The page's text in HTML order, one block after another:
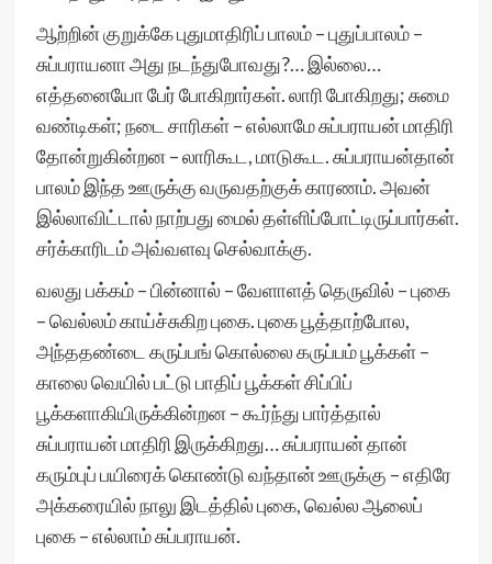
ஆற்றின் குறுக்கே புதுமாதிரிப் பாலம் – புதுப்பாலம் –
சுப்பராயனா அது நடந்துபோவது?… இல்லை…
எத்தனையோ பேர் போகிறார்கள். லாரி போகிறது; சுமை
வண்டிகள்; நடை சாரிகள் – எல்லாமே சுப்பராயன் மாதிரி
தோன்றுகின்றன – லாரிகூட, மாடுகூட. சுப்பராயன்தான்
பாலம் இந்த ஊருக்கு வருவதற்குக் காரணம். அவன்
இல்லாவிட்டால் நாற்பது மைல் தள்ளிப்போட்டிருப்பார்கள்.
சர்க்காரிடம் அவ்வளவு செல்வாக்கு.
வலது பக்கம் – பின்னால் – வேளாளத் தெருவில் – புகை
– வெல்லம் காய்ச்சுகிற புகை. புகை பூத்தாற்போல,
அந்ததண்டை கருப்பங் கொல்லை கருப்பம் பூக்கள் –
காலை வெயில் பட்டு பாதிப் பூக்கள் சிப்பிப்
பூக்களாகியிருக்கின்றன – கூர்ந்து பார்த்தால்
சுப்பராயன் மாதிரி இருக்கிறது… சுப்பராயன் தான்
கரும்புப் பயிரைக் கொண்டு வந்தான் ஊருக்கு – எதிரே
அக்கரையில் நாலு இடத்தில் புகை, வெல்ல ஆலைப்
புகை – எல்லாம் சுப்பராயன்.